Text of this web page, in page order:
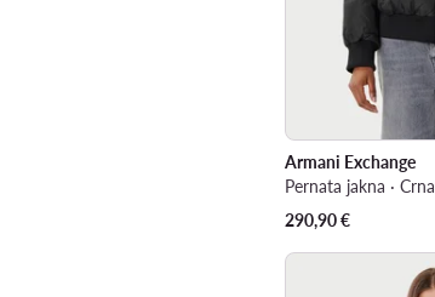
Armani Exchange
Pernata jakna · Crna
290,90€